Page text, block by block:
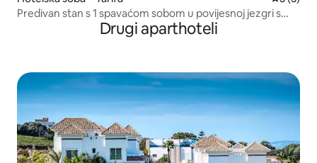
Predivan stan s 1 spavaćom sobom u povijesnoj jezgri s
Drugi aparthoteli